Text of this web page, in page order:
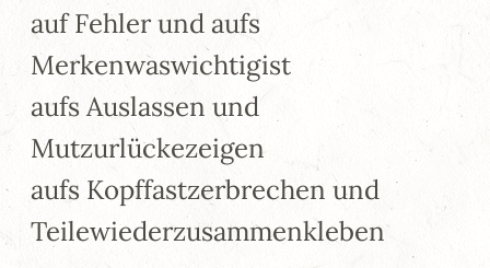
auf Fehler und aufs
Merkenwaswichtigist
aufs Auslassen und
Mutzurlückezeigen
aufs Kopffastzerbrechen und
Teilewiederzusammenkleben